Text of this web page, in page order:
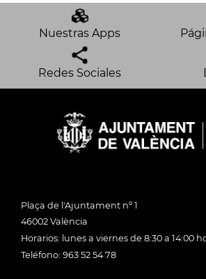
Nuestras Apps
Redes Sociales
Plaça de l'Ajuntament nº 1
46002 València
Horarios: lunes a viernes de 8:30 a 14:00
Teléfono: 963 52 54 78